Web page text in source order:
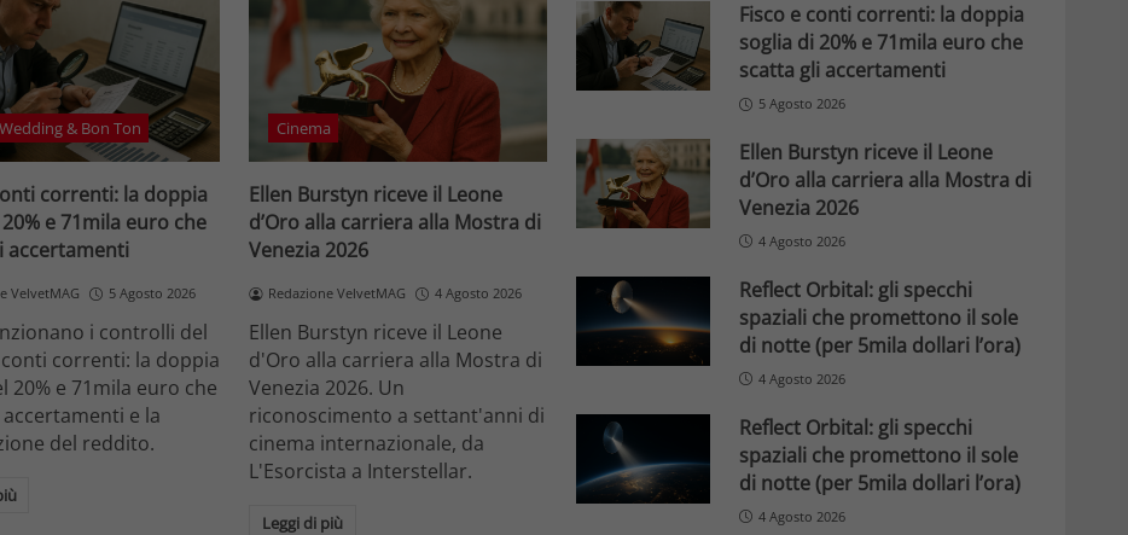
& Bon Ton
correnti: la doppia
e 71mila euro che
accertamenti
VelvetMAG 5 Agosto 2026
i controlli del
correnti: la doppia
20% e 71mila euro che
e la
del reddito.
Cinema
Ellen Burstyn riceve il Leone
d’Oro alla carriera alla Mostra di
Venezia 2026
Redazione VelvetMAG 4 Agosto 2026
Ellen Burstyn riceve il Leone
d'Oro alla carriera alla Mostra di
Venezia 2026. Un
riconoscimento a settant'anni di
cinema internazionale, da
L'Esorcista a Interstellar.
Leggi di più
Fisco e conti correnti: la doppia
soglia di 20% e 71mila euro che
scatta gli accertamenti
5 Agosto 2026
Ellen Burstyn riceve il Leone
d’Oro alla carriera alla Mostra di
Venezia 2026
4 Agosto 2026
Reflect Orbital: gli specchi
spaziali che promettono il sole
di notte (per 5mila dollari l’ora)
4 Agosto 2026
Reflect Orbital: gli specchi
spaziali che promettono il sole
di notte (per 5mila dollari l’ora)
4 Agosto 2026